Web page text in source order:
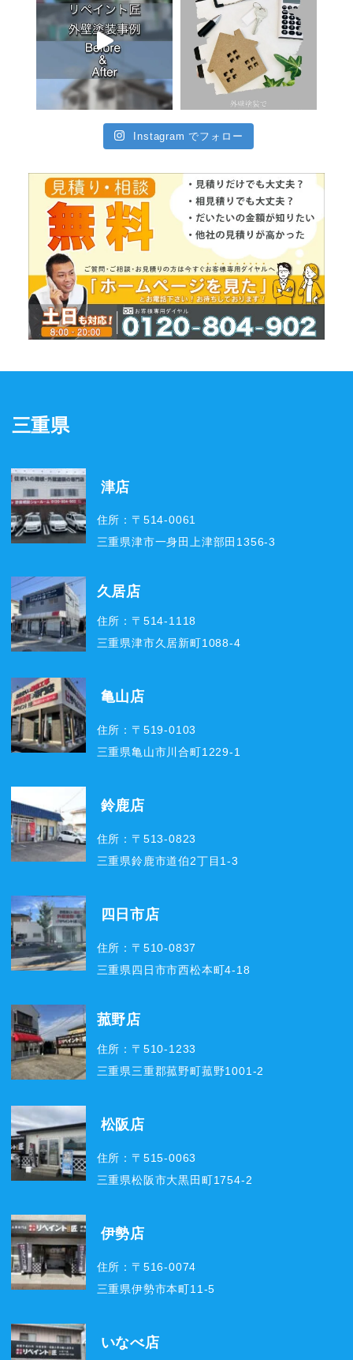
Instagram でフォロー
三重県
津店
住所：〒514-0061
三重県津市一身田上津部田1356-3
久居店
住所：〒514-1118
三重県津市久居新町1088-4
亀山店
住所：〒519-0103
三重県亀山市川合町1229-1
鈴鹿店
住所：〒513-0823
三重県鈴鹿市道伯2丁目1-3
四日市店
住所：〒510-0837
三重県四日市市西松本町4-18
菰野店
住所：〒510-1233
三重県三重郡菰野町菰野1001-2
松阪店
住所：〒515-0063
三重県松阪市大黒田町1754-2
伊勢店
住所：〒516-0074
三重県伊勢市本町11-5
いなべ店